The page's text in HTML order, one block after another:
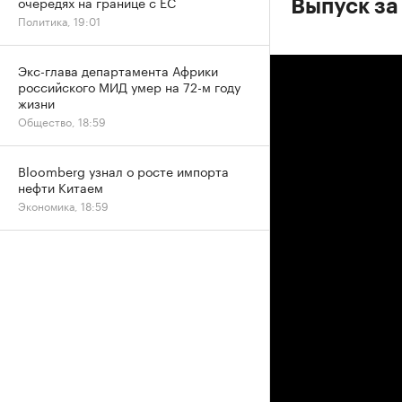
Выпуск
Политика, 19:01
Экс-глава департамента Африки
российского МИД умер на 72-м году
жизни
Общество, 18:59
Bloomberg узнал о росте импорта
нефти Китаем
Экономика, 18:59